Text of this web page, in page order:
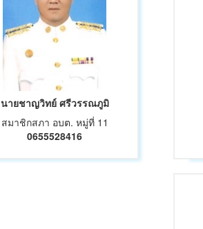
นายชาญวิทย์ ศรีวรรณภูมิ
สมาชิกสภา อบต. หมู่ที่ 11
0655528416